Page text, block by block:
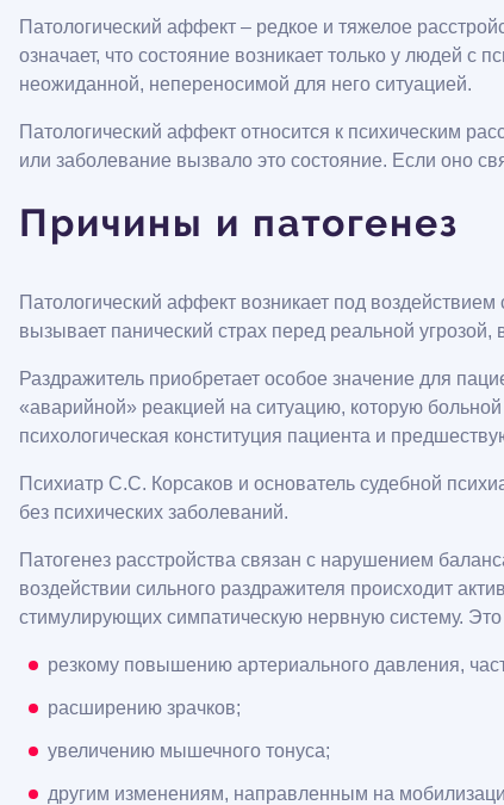
Патологический аффект – редкое и тяжелое
означает, что состояние возникает только у людей с
неожиданной, непереносимой для него ситуацией.
Патологический аффект относится к психическим
или заболевание вызвало это состояние. Если оно
Причины и патогенез
Патологический аффект возникает под
вызывает панический страх перед реальной
Раздражитель приобретает особое значение для
«аварийной» реакцией на ситуацию, которую
психологическая конституция пациента и
Психиатр С.С. Корсаков и основатель судебной
без психических заболеваний.
Патогенез расстройства связан с нарушением
воздействии сильного раздражителя происходит
стимулирующих симпатическую нервную систему. Это
резкому повышению артериального давления,
расширению зрачков;
увеличению мышечного тонуса;
другим изменениям, направленным на